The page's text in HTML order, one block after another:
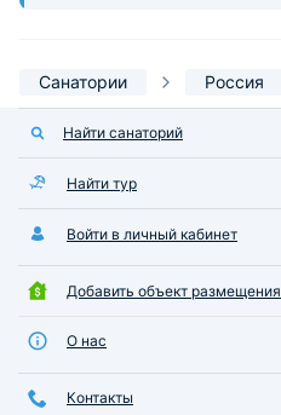
Санатории Россия
Найти санаторий
Найти тур
Войти в личный кабинет
Добавить объект размещения
О нас
Контакты